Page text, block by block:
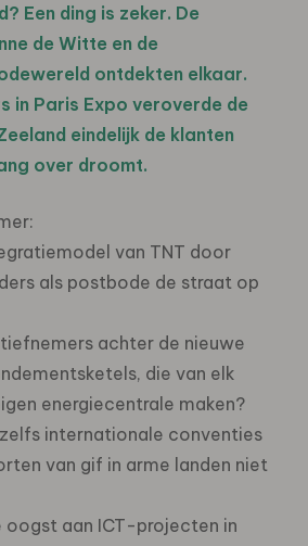
Een ding is zeker. De
de Witte en de
ontdekten elkaar.
in Paris Expo veroverde de
eindelijk de klanten
over droomt.
van TNT door
als postbode de straat op
achter de nieuwe
die van elk
energiecentrale maken?
internationale conventies
van gif in arme landen niet
oogst aan ICT-projecten in